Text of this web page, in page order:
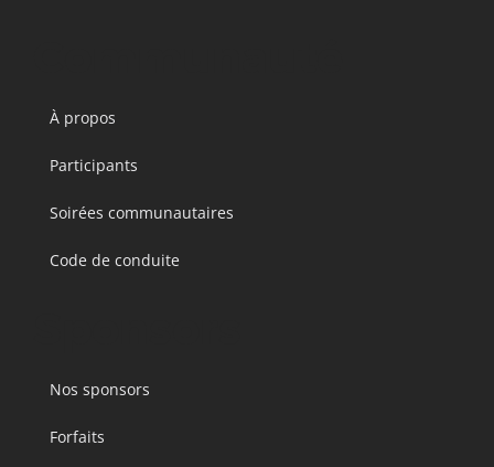
À propos
Participants
Soirées communautaires
Code de conduite
Nos sponsors
Forfaits